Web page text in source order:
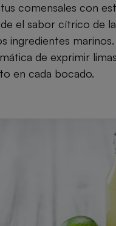
comensales con
el sabor cítrico de
ingredientes
de exprimir
en cada bocado.